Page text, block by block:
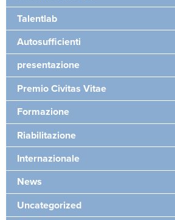
Talentlab
Autosufficienti
presentazione
Premio Civitas Vitae
Formazione
Riabilitazione
Internazionale
News
Uncategorized